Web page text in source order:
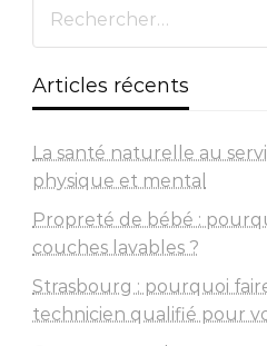
Articles récents
La santé naturelle au
physique et mental
Propreté de bébé :
couches lavables ?
Strasbourg : pourquoi
technicien qualifié pour